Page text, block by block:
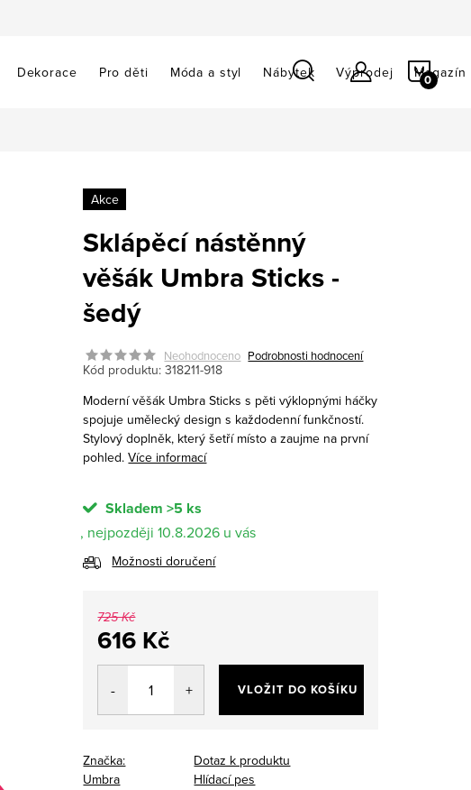
Dekorace Pro děti Móda a styl Nábytek Výprodej Magazín
Akce
Sklápěcí nástěnný
věšák Umbra Sticks -
šedý
Neohodnoceno Podrobnosti hodnocení
Kód produktu: 318211-918
Moderní věšák Umbra Sticks s pěti výklopnými háčky
spojuje umělecký design s každodenní funkčností.
Stylový doplněk, který šetří místo a zaujme na první
pohled.Více informací
Skladem >5 ks
10.8.2026
Možnosti doručení
725 Kč
616 Kč
Měrná
VLOŽIT DO KOŠÍKU
Značka:
Umbra
Dotaz k produktu
Hlídací pes